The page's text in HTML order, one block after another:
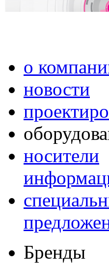
о
новости
носители
Бренды